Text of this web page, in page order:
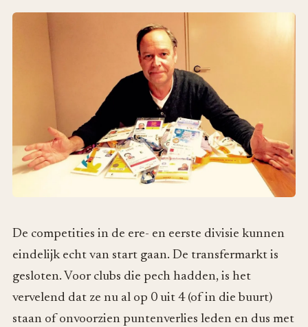
De competities in de ere- en eerste divisie kunnen
eindelijk echt van start gaan. De transfermarkt is
gesloten. Voor clubs die pech hadden, is het
vervelend dat ze nu al op 0 uit 4 (of in die buurt)
staan of onvoorzien puntenverlies leden en dus met